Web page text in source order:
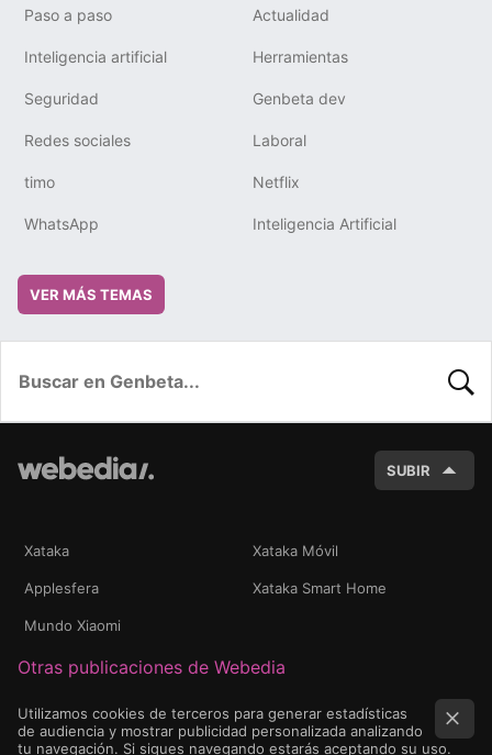
Paso a paso Actualidad
Inteligencia artificial Herramientas
Seguridad Genbeta dev
Redes sociales Laboral
timo Netflix
WhatsApp Inteligencia Artificial
VER MÁS TEMAS
SUBIR
Xataka Xataka Móvil
Applesfera Xataka Smart Home
Mundo Xiaomi
Otras publicaciones de Webedia
Utilizamos cookies de terceros para generar estadísticas
de audiencia y mostrar publicidad personalizada analizando
tu navegación. Si sigues navegando estarás aceptando su uso.